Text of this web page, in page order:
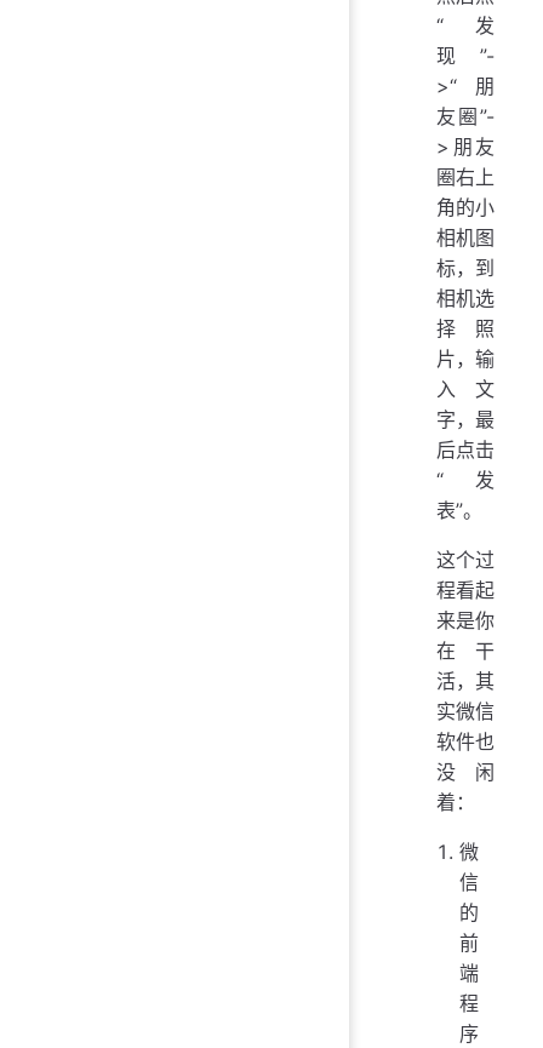
“发
现”-
>“朋
友圈”-
>朋友
圈右上
角的小
相机图
标，到
相机选
择照
片，输
入文
字，最
后点击
“发
表”。
这个过
程看起
来是你
在干
活，其
实微信
软件也
没闲
着：
微
信
的
前
端
程
序